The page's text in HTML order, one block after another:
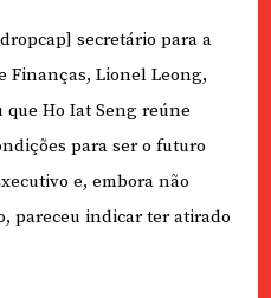
secretário para a
Finanças, Lionel Leong,
que Ho Iat Seng reúne
para ser o futuro
e, embora não
pareceu indicar ter atirado